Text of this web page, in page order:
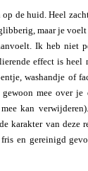
op de huid. Heel
maar je
Ik heb niet
effect is
washandje of
mee over
kan
karakter van deze
en gereinigd